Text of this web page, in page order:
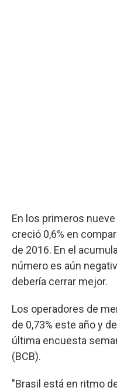
En los primeros
creció 0,6% en
de 2016. En el
número es aún
debería cerrar mejor.
Los operadores de
de 0,73% este año y
última encuesta
(BCB).
"Brasil está en ritmo